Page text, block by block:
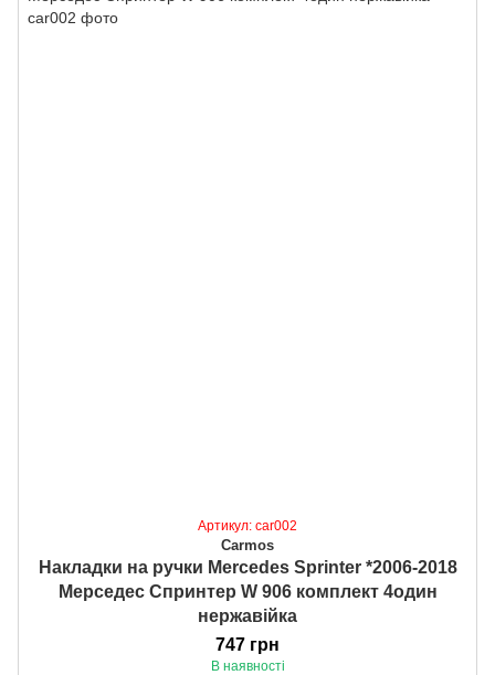
Артикул: car002
Carmos
Накладки на ручки Mercedes Sprinter *2006-2018
Мерседес Спринтер W 906 комплект 4один
нержавійка
747 грн
В наявності